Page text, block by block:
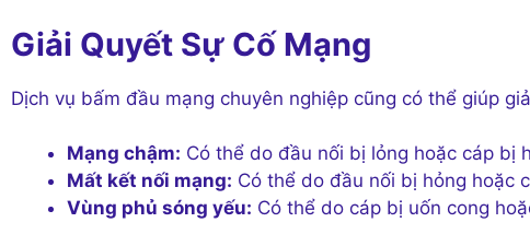
Giải Quyết Sự Cố Mạng
Dịch vụ bấm đầu mạng chuyên nghiệp cũng có thể giúp
Mạng chậm: Có thể do đầu nối bị lỏng hoặc cáp bị
Mất kết nối mạng: Có thể do đầu nối bị hỏng hoặc
Vùng phủ sóng yếu: Có thể do cáp bị uốn cong